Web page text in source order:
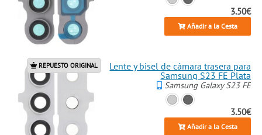
3.50€
Añadir a la Cesta
REPUESTO ORIGINAL
Lente y bisel de cámara trasera para
Samsung S23 FE Plata
Samsung Galaxy S23 FE
3.50€
Añadir a la Cesta